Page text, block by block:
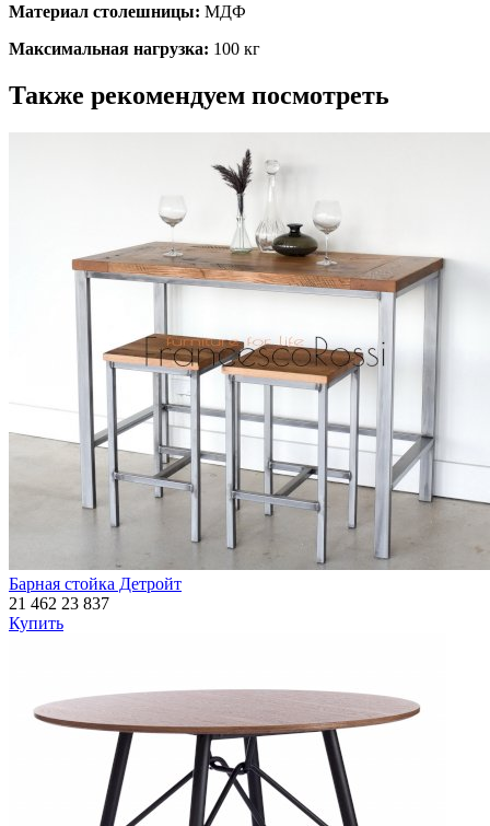
Материал столешницы: МДФ
Максимальная нагрузка: 100 кг
Также рекомендуем посмотреть
Барная стойка Детройт
21 462 23 837
Купить